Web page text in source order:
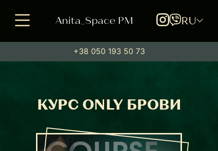
Anita_Space PM RU
+38 050 193 50 73
КУРС ONLY БРОВИ